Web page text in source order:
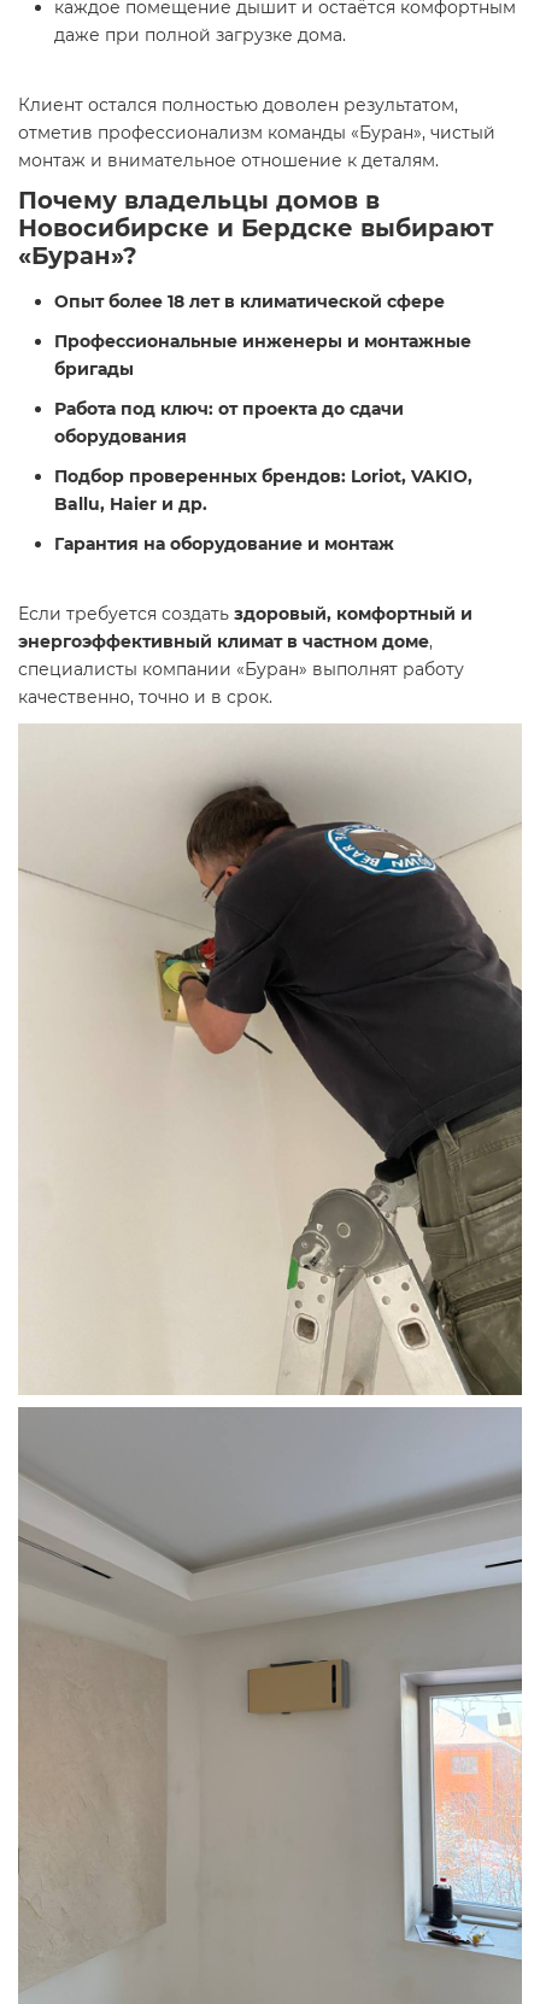
каждое помещение дышит и остаётся комфортным
даже при полной загрузке дома.
Клиент остался полностью доволен результатом,
отметив профессионализм команды «Буран», чистый
монтаж и внимательное отношение к деталям.
Почему владельцы домов в
Новосибирске и Бердске выбирают
«Буран»?
Опыт более 18 лет в климатической сфере
Профессиональные инженеры и монтажные
бригады
Работа под ключ: от проекта до сдачи
оборудования
Подбор проверенных брендов: Loriot, VAKIO,
Ballu, Haier и др.
Гарантия на оборудование и монтаж
Если требуется создать здоровый, комфортный и
энергоэффективный климат в частном доме,
специалисты компании «Буран» выполнят работу
качественно, точно и в срок.